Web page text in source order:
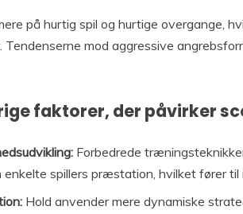
på hurtig spil og hurtige overgange,
Tendenserne mod aggressive
faktorer, der påvirker
Forbedrede
spillers præstation, hvilket fører til
Hold anvender mere dynamiske